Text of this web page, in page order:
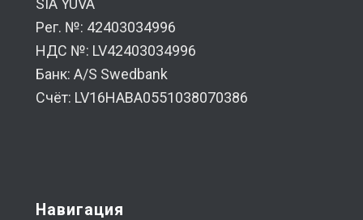
Рег. №: 42403034996
НДС №: LV42403034996
Банк: A/S Swedbank
Счёт: LV16HABA0551038070386
Навигация